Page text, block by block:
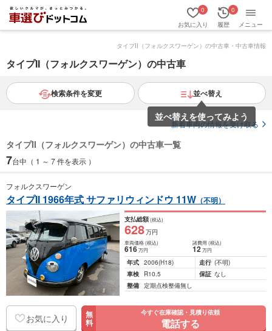
お気に入り
0
履歴
0
メニュー
タイプII（フォルクスワーゲン）の中古車・中古車情報
タイプII（フォルクスワーゲン）の中古車
検索条件を変更 並べ替え
並べ替えを使ってみよう
新着車両の情報を受け取る
タイプII（フォルクスワーゲン）の中古車一覧
7台中（ 1 ～ 7 件を表示 ）
フォルクスワーゲン
タイプII 1966年式 サファリウィンドウ 11W （不明）
支払総額(税込)
628万円
車両価格(税込)
616万円
諸費用 (税込)
12 万円
年式 2006(H18) 走行 (不明)
車検
R10.5 保証 なし
整備 定期点検整備無し
お気に入り 無
料
今すぐ在庫確認・見積り依頼
電話する